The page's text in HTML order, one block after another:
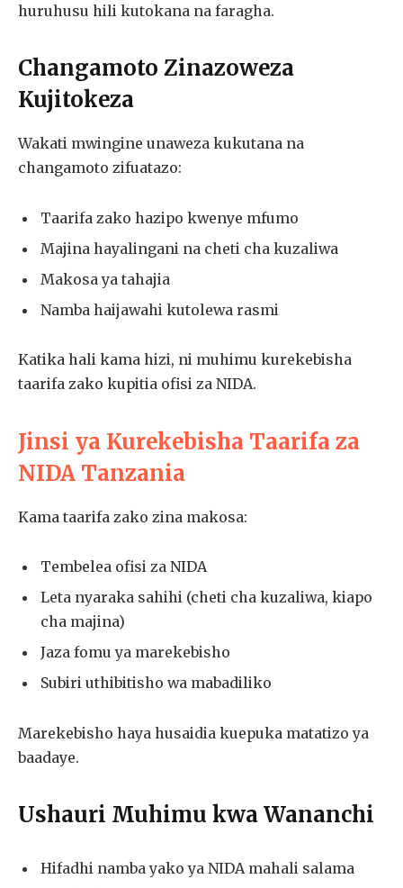
huruhusu hili kutokana na faragha.
Changamoto Zinazoweza
Kujitokeza
Wakati mwingine unaweza kukutana na
changamoto zifuatazo:
Taarifa zako hazipo kwenye mfumo
Majina hayalingani na cheti cha kuzaliwa
Makosa ya tahajia
Namba haijawahi kutolewa rasmi
Katika hali kama hizi, ni muhimu kurekebisha
taarifa zako kupitia ofisi za NIDA.
Jinsi ya Kurekebisha Taarifa za
NIDA Tanzania
Kama taarifa zako zina makosa:
Tembelea ofisi za NIDA
Leta nyaraka sahihi (cheti cha kuzaliwa, kiapo
cha majina)
Jaza fomu ya marekebisho
Subiri uthibitisho wa mabadiliko
Marekebisho haya husaidia kuepuka matatizo ya
baadaye.
Ushauri Muhimu kwa Wananchi
Hifadhi namba yako ya NIDA mahali salama